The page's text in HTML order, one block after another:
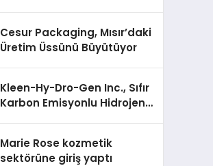
Cesur Packaging, Mısır’daki
Üretim Üssünü Büyütüyor
Kleen-Hy-Dro-Gen Inc., Sıfır
Karbon Emisyonlu Hidrojen
Aldı
Marie Rose kozmetik
sektörüne giriş yaptı